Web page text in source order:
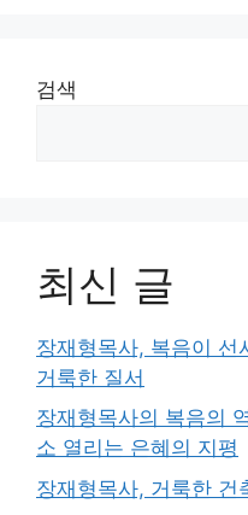
검색
최신 글
장재형목사, 복음이 선
거룩한 질서
장재형목사의 복음의
소 열리는 은혜의 지평
장재형목사, 거룩한 건